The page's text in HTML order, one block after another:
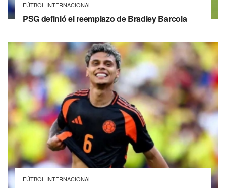
FÚTBOL INTERNACIONAL
PSG definió el reemplazo de Bradley Barcola
FÚTBOL INTERNACIONAL